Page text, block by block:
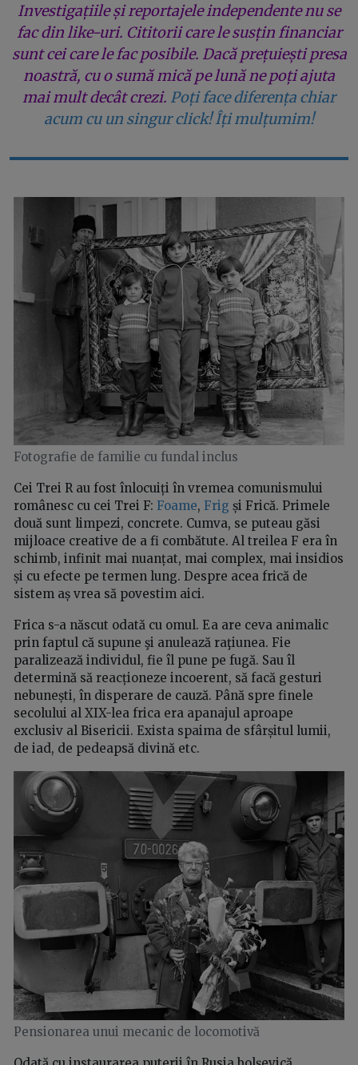
Investigațiile și reportajele independente nu se
fac din like-uri. Cititorii care le susțin financiar
sunt cei care le fac posibile. Dacă prețuiești presa
noastră, cu o sumă mică pe lună ne poți ajuta
mai mult decât crezi. Poți face diferența chiar
acum cu un singur click! Îți mulțumim!
Fotografie de familie cu fundal inclus
Cei Trei R au fost înlocuiți în vremea comunismului
românesc cu cei Trei F: Foame, Frig și Frică. Primele
două sunt limpezi, concrete. Cumva, se puteau găsi
mijloace creative de a fi combătute. Al treilea F era în
schimb, infinit mai nuanțat, mai complex, mai insidios
și cu efecte pe termen lung. Despre acea frică de
sistem aș vrea să povestim aici.
Frica s-a născut odată cu omul. Ea are ceva animalic
prin faptul că supune şi anulează raţiunea. Fie
paralizează individul, fie îl pune pe fugă. Sau îl
determină să reacționeze incoerent, să facă gesturi
nebunești, în disperare de cauză. Până spre finele
secolului al XIX-lea frica era apanajul aproape
exclusiv al Bisericii. Exista spaima de sfârșitul lumii,
de iad, de pedeapsă divină etc.
Pensionarea unui mecanic de locomotivă